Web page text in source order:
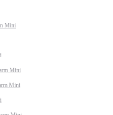
Mini
Mini
Mini